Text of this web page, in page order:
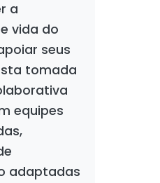
a
vida do
seus
tomada
equipes
adaptadas